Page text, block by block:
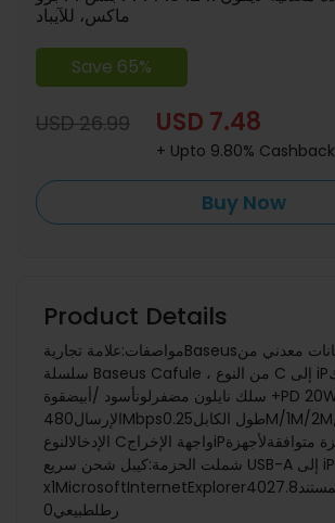
ماكس، للآيباد
Save 65%
USD 26.99 USD 7.48
+ Upto 9.80% Cashback
Buy Now
Product Details
مواصفات:علامة تجاريةBaseusالاسمكابل بيانات معدني من
سلسلة Baseus Cafule ، من النوع C إلى iPمادةسبائك الزنك
+ سلك نايلون مضفرلونأسود /أبيضقوةPD 20Wسرعة
الإرسال480Mbpsطول الكابل0.25M/1M/2M/3Mواجهة
الإدخالالنوع Cواجهة الإخراجiPأجهزة متوافقةلأجهزة Apple
شملت الحزمة:كيبل شحن سريع USB-A إلى iP
x1MicrosoftInternetExplorer402لم يتم تحديد المستند7.8
رطلطبيعي0